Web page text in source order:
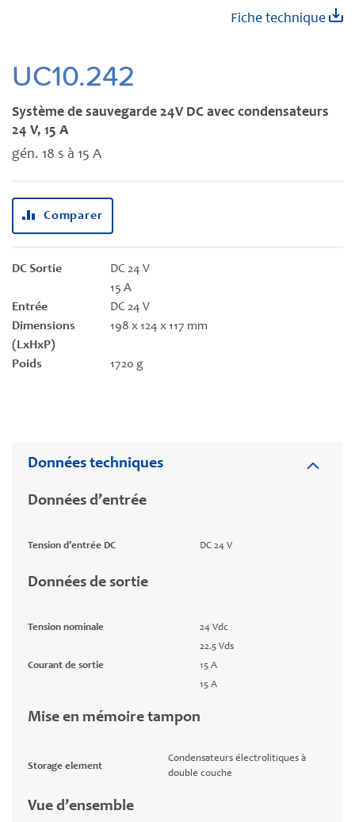
UC10.242
Système de sauvegarde 24V DC avec condensateurs
24 V, 15 A
gén. 18 s à 15 A
Fiche technique
Comparer
DC Sortie
DC 24 V
15 A
Entrée
DC 24 V
Dimensions
(LxHxP)
198 x 124 x 117 mm
Poids 1720 g
beginning
of
images
gallery
Données techniques
Données d’entrée
Tension d’entrée DC DC 24 V
Données de sortie
Tension nominale
24 Vdc
22.5 Vds
Courant de sortie
15 A
15 A
Mise en mémoire tampon
Storage element
Condensateurs électrolitiques à
double couche
Vue d’ensemble